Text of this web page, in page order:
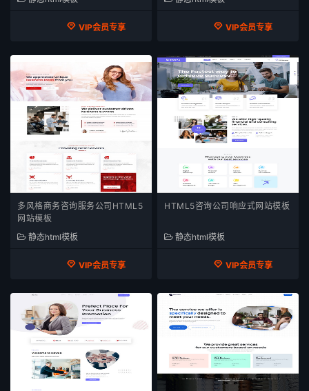
VIP会员专享 VIP会员专享
多风格商务咨询服务公司HTML5
网站模板
静态html模板
VIP会员专享
HTML5咨询公司响应式网站模板
静态html模板
VIP会员专享